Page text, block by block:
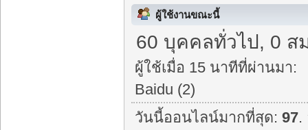
ผู้ใช้งานขณะนี้
60 บุคคลทั่วไป, 0 ส
ผู้ใช้เมื่อ 15 นาทีที่ผ่านมา:
Baidu (2)
วันนี้ออนไลน์มากที่สุด:97.